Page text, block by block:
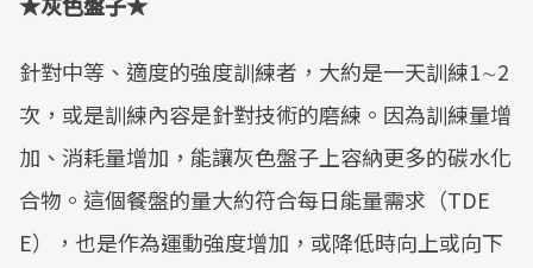
針對中等、適度的強度訓練者，大約是一天訓練1∼2
次，或是訓練內容是針對技術的磨練。因為訓練量增
加、消耗量增加，能讓灰色盤子上容納更多的碳水化
合物。這個餐盤的量大約符合每日能量需求（TDE
E），也是作為運動強度增加，或降低時向上或向下